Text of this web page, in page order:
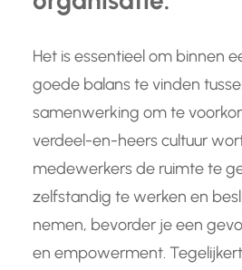
Het is essentieel om binnen
goede balans te vinden
samenwerking om te
verdeel-en-heers cultuur
medewerkers de ruimte te
zelfstandig te werken en
nemen, bevorder je een
en empowerment.